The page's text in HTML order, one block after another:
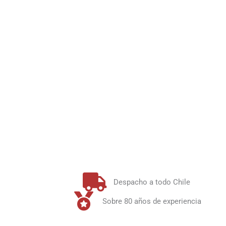
Despacho a todo Chile
Sobre 80 años de experiencia